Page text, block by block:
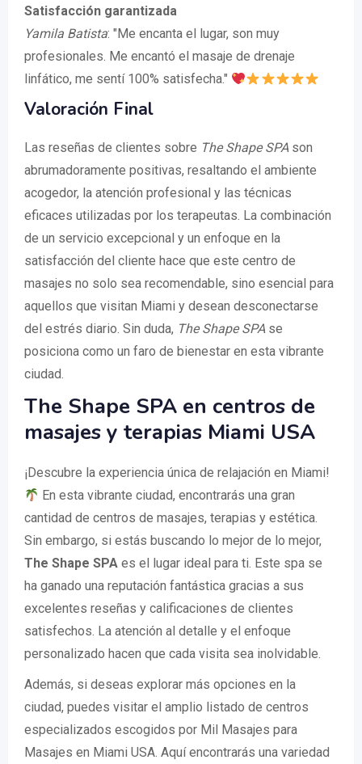
Satisfacción garantizada
Yamila Batista: "Me encanta el lugar, son muy
profesionales. Me encantó el masaje de drenaje
linfático, me sentí 100% satisfecha."
Valoración Final
Las reseñas de clientes sobre The Shape SPAson
abrumadoramente positivas, resaltando el ambiente
acogedor, la atención profesional y las técnicas
eficaces utilizadas por los terapeutas. La combinación
de un servicio excepcional y un enfoque en la
satisfacción del cliente hace que este centro de
masajes no solo sea recomendable, sino esencial para
aquellos que visitan Miami y desean desconectarse
del estrés diario. Sin duda, The Shape SPAse
posiciona como un faro de bienestar en esta vibrante
ciudad.
The Shape SPA en centros de
masajes y terapias Miami USA
¡Descubre la experiencia única de relajación en Miami!
En esta vibrante ciudad, encontrarás una gran
cantidad de centros de masajes, terapias y estética.
Sin embargo, si estás buscando lo mejor de lo mejor,
The Shape SPA es el lugar ideal para ti. Este spa se
ha ganado una reputación fantástica gracias a sus
excelentes reseñas y calificaciones de clientes
satisfechos. La atención al detalle y el enfoque
personalizado hacen que cada visita sea inolvidable.
Además, si deseas explorar más opciones en la
ciudad, puedes visitar el amplio listado de centros
especializados escogidos por Mil Masajes para
Masajes en Miami USA. Aquí encontrarás una variedad